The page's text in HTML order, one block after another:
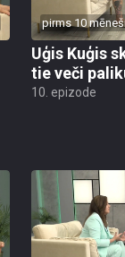
pirms 10
Uģis Kuģis
tie veči
10. epizode